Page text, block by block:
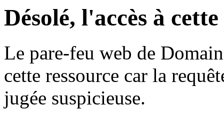
Désolé, l'accès à
Le pare-feu web de
cette ressource car la
jugée suspicieuse.